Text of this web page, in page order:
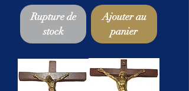
Rupture de
stock
Ajouter au
panier